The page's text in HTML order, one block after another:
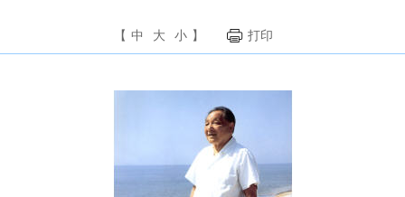
【 中 大 小 】 打印